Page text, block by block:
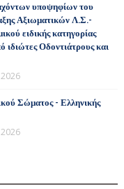
υποψηφίων του
Αξιωματικών Λ.Σ.-
ειδικής κατηγορίας
Οδοντιάτρους και
Σώματος - Ελληνικής